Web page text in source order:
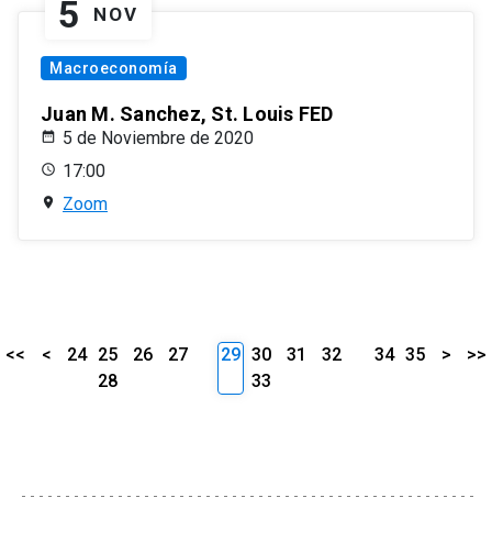
5 NOV
Macroeconomía
Juan M. Sanchez, St. Louis FED
5 de Noviembre de 2020
17:00
Zoom
<< < 24 25 26
27
28
29 30 31
32
33
34 35 > >>